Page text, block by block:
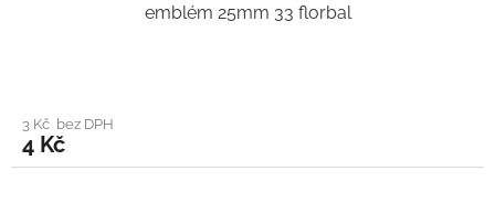
emblém 25mm 33 florbal
3 Kč bez DPH
4 Kč